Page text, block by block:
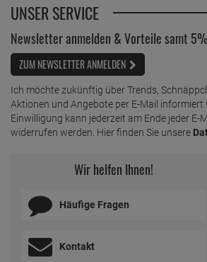
UNSER SERVICE
Newsletter anmelden & Vorteile samt
ZUM NEWSLETTER ANMELDEN
Ich möchte zukünftig über Trends,
Aktionen und Angebote per E-Mail informiert
Einwilligung kann jederzeit am Ende jeder E-
widerrufen werden. Hier finden Sie unsere
Wir helfen Ihnen!
Häufige Fragen
Kontakt